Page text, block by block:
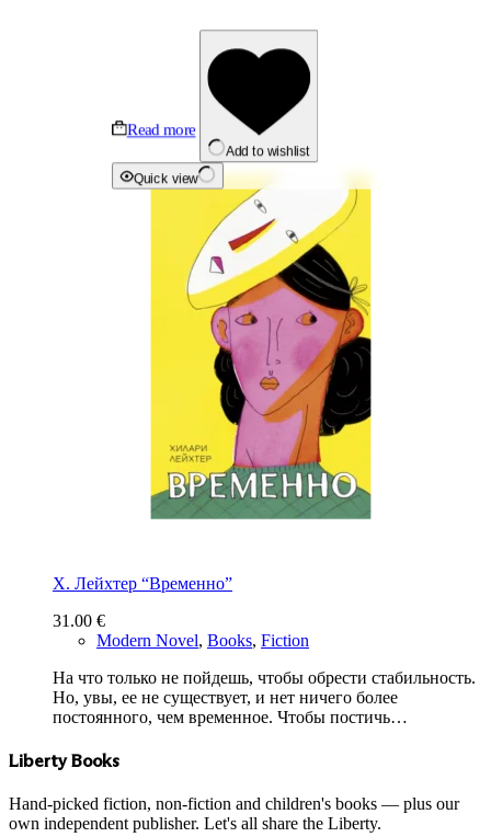
Read more
Add to wishlist
Quick view
Х. Лейхтер “Временно”
31.00 €
Modern Novel, Books, Fiction
На что только не пойдешь, чтобы обрести стабильность.
Но, увы, ее не существует, и нет ничего более
постоянного, чем временное. Чтобы постичь…
Liberty Books
Hand-picked fiction, non-fiction and children's books — plus our
own independent publisher. Let's all share the Liberty.